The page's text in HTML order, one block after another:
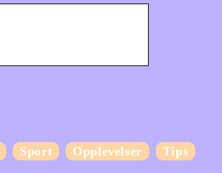
Sport Opplevelser Tips